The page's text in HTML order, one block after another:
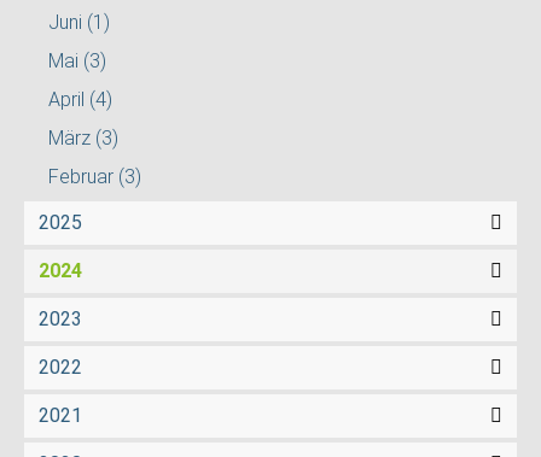
Juni (1)
Mai (3)
April (4)
März (3)
Februar (3)
2025
2024
2023
2022
2021